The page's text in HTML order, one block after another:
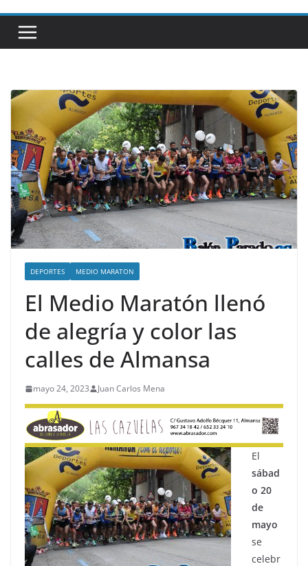
DEPORTES MEDIO MARATON
El Medio Maratón llenó
de alegría y color las
calles de Almansa
mayo 24, 2023 Juan Carlos Mena
El
sábad
o 20
de
mayo
se
celebr